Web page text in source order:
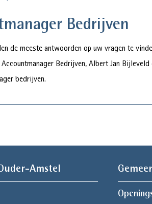
Bedrijven
de meeste antwoorden op uw vragen te
Accountmanager Bedrijven, Albert Jan
bedrijven.
Amstel